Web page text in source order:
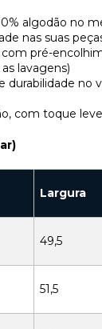
algodão no
nas suas
pré-
lavagens)
durabilidade
com toque
Largura
49,5
51,5